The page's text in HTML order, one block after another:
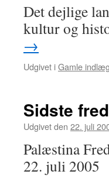
Det dejlige
kultur og
→
Udgivet iGamle indlæg
Sidste
Udgivet den 22. juli
Palæstina
22. juli 2005